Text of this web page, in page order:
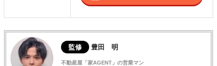
監修 豊田 明
不動産屋「家AGENT」の営業マン